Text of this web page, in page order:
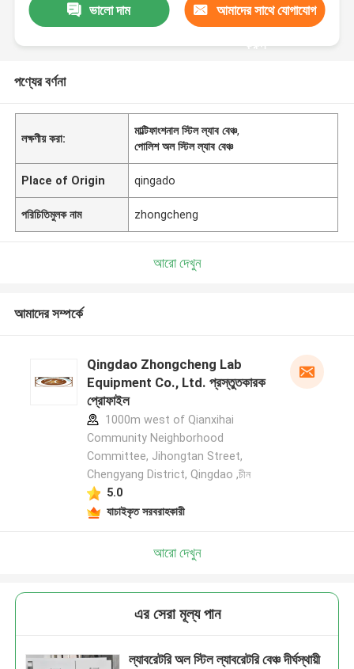
ভালো দাম আমাদের সাথে যোগাযোগ
করুন
পণ্যের বর্ণনা
লক্ষণীয় করা:
মাল্টিফাংশনাল স্টিল ল্যাব বেঞ্চ,
পোলিশ অল স্টিল ল্যাব বেঞ্চ
Place of Origin qingado
পরিচিতিমুলক নাম zhongcheng
আরো দেখুন
আমাদের সম্পর্কে
Qingdao Zhongcheng Lab
Equipment Co., Ltd. প্রস্তুতকারক
প্রোফাইল
1000m west of Qianxihai
Community Neighborhood
Committee, Jihongtan Street,
Chengyang District, Qingdao ,চীন
5.0
যাচাইকৃত সরবরাহকারী
আরো দেখুন
এর সেরা মূল্য পান
ল্যাবরেটরি অল স্টিল ল্যাবরেটরি বেঞ্চ দীর্ঘস্থায়ী